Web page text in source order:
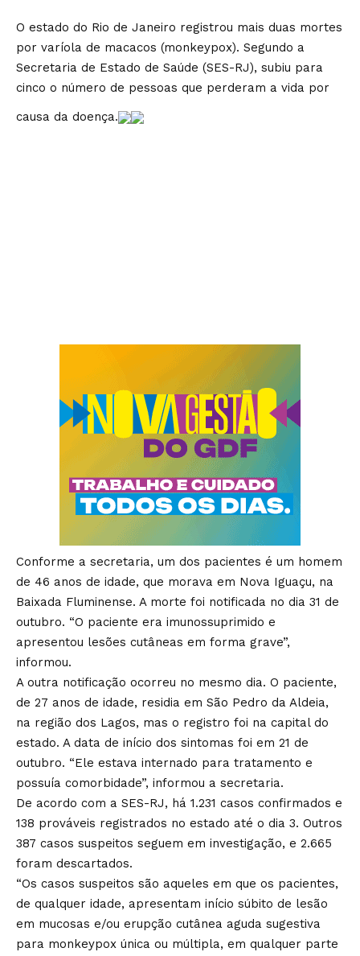
O estado do Rio de Janeiro registrou mais duas mortes
por varíola de macacos (monkeypox). Segundo a
Secretaria de Estado de Saúde (SES-RJ), subiu para
cinco o número de pessoas que perderam a vida por
causa da doença.
Conforme a secretaria, um dos pacientes é um homem
de 46 anos de idade, que morava em Nova Iguaçu, na
Baixada Fluminense. A morte foi notificada no dia 31 de
outubro. “O paciente era imunossuprimido e
apresentou lesões cutâneas em forma grave”,
informou.
A outra notificação ocorreu no mesmo dia. O paciente,
de 27 anos de idade, residia em São Pedro da Aldeia,
na região dos Lagos, mas o registro foi na capital do
estado. A data de início dos sintomas foi em 21 de
outubro. “Ele estava internado para tratamento e
possuía comorbidade”, informou a secretaria.
De acordo com a SES-RJ, há 1.231 casos confirmados e
138 prováveis registrados no estado até o dia 3. Outros
387 casos suspeitos seguem em investigação, e 2.665
foram descartados.
“Os casos suspeitos são aqueles em que os pacientes,
de qualquer idade, apresentam início súbito de lesão
em mucosas e/ou erupção cutânea aguda sugestiva
para monkeypox única ou múltipla, em qualquer parte